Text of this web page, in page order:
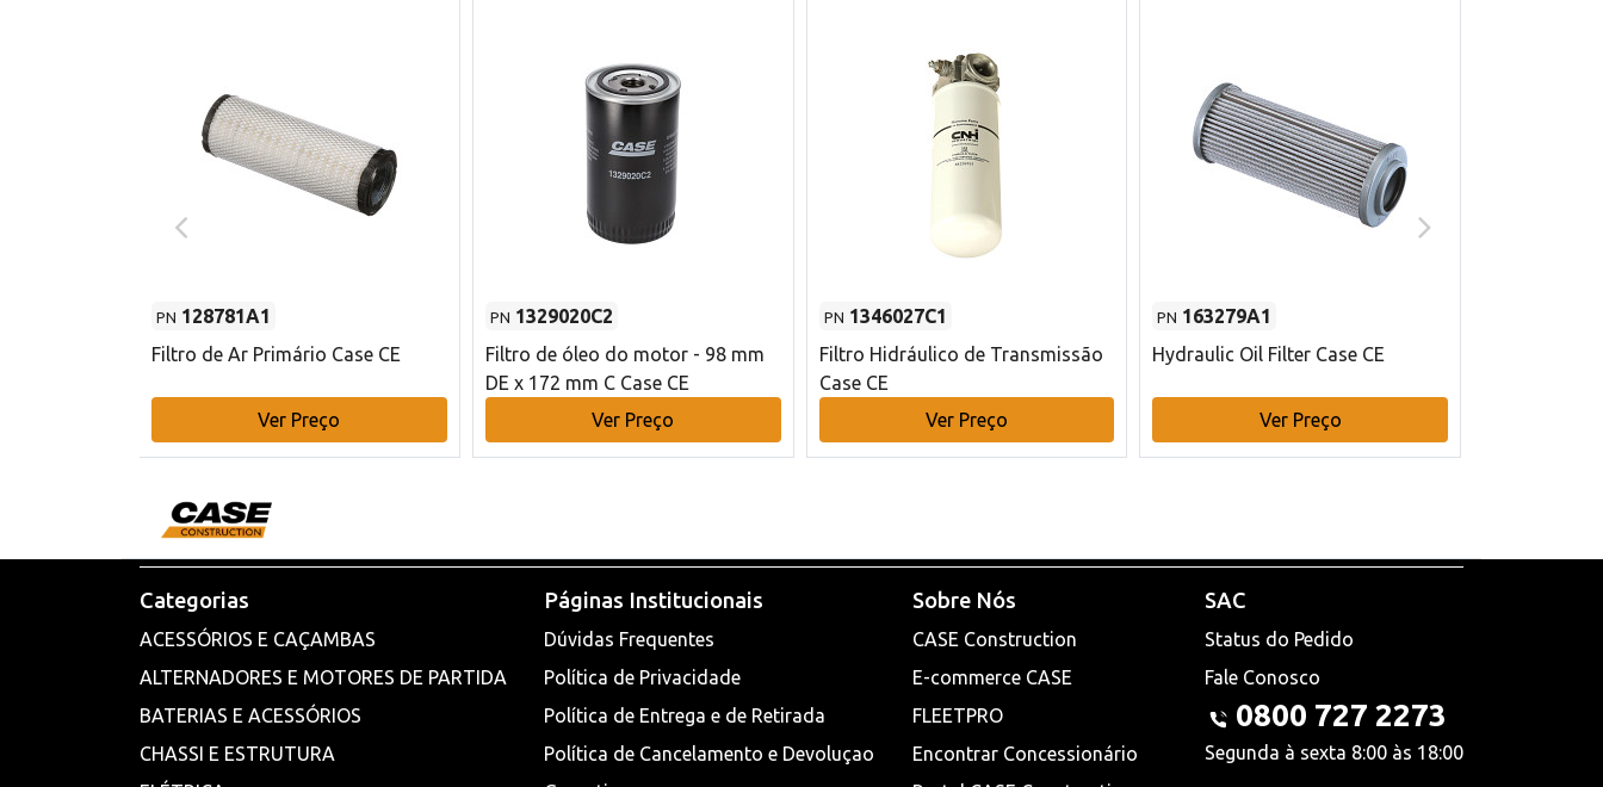
PN 128781A1
Filtro de Ar Primário Case CE
Ver Preço
PN 1329020C2
Filtro de óleo do motor - 98 mm
DE x 172 mm C Case CE
Ver Preço
PN 1346027C1
Filtro Hidráulico de Transmissão
Case CE
Ver Preço
PN 163279A1
Hydraulic Oil Filter Case CE
Ver Preço
Categorias
ACESSÓRIOS E CAÇAMBAS
ALTERNADORES E MOTORES DE PARTIDA
BATERIAS E ACESSÓRIOS
CHASSI E ESTRUTURA
Páginas Institucionais
Dúvidas Frequentes
Política de Privacidade
Política de Entrega e de Retirada
Política de Cancelamento e Devoluçao
Sobre Nós
CASE Construction
E-commerce CASE
FLEETPRO
Encontrar Concessionário
SAC
Status do Pedido
Fale Conosco
0800 727 2273
Segunda à sexta 8:00 às 18:00